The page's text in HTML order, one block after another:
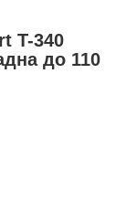
T-340
до 110